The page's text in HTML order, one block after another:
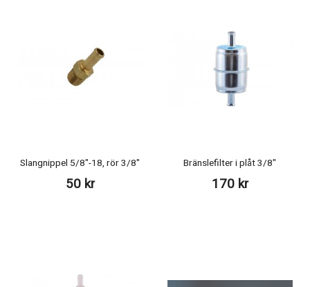
Slangnippel 5/8"-18, rör 3/8"
50 kr
Bränslefilter i plåt 3/8"
170 kr